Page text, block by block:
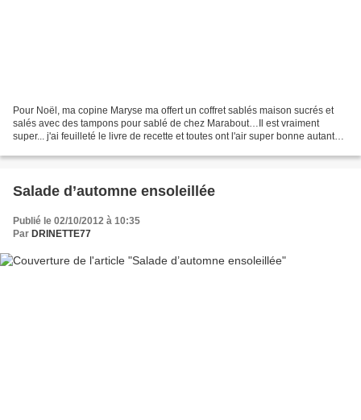
Pour Noël, ma copine Maryse ma offert un coffret sablés maison sucrés et
salés avec des tampons pour sablé de chez Marabout…Il est vraiment
super... j'ai feuilleté le livre de recette et toutes ont l'air super bonne autant
Salade d’automne ensoleillée
Publié le 02/10/2012 à 10:35
Par DRINETTE77